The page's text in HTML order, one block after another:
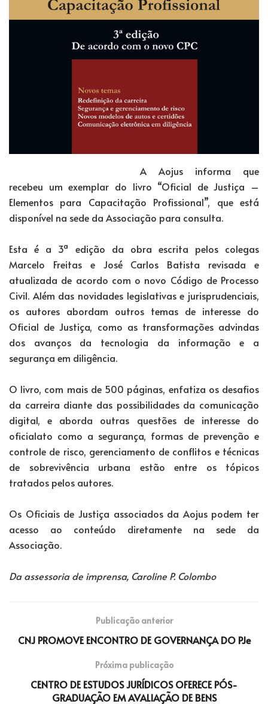
A Aojus informa que
recebeu um exemplar do livro “Oficial de Justiça –
Elementos para Capacitação Profissional”, que está
disponível na sede da Associação para consulta.
Esta é a 3ª edição da obra escrita pelos colegas
Marcelo Freitas e José Carlos Batista revisada e
atualizada de acordo com o novo Código de Processo
Civil. Além das novidades legislativas e jurisprudenciais,
os autores abordam outros temas de interesse do
Oficial de Justiça, como as transformações advindas
dos avanços da tecnologia da informação e a
segurança em diligência.
O livro, com mais de 500 páginas, enfatiza os desafios
da carreira diante das possibilidades da comunicação
digital, e aborda outras questões de interesse do
oficialato como a segurança, formas de prevenção e
controle de risco, gerenciamento de conflitos e técnicas
de sobrevivência urbana estão entre os tópicos
tratados pelos autores.
Os Oficiais de Justiça associados da Aojus podem ter
acesso ao conteúdo diretamente na sede da
Associação.
Da assessoria de imprensa, Caroline P. Colombo
Publicação anterior
CNJ PROMOVE ENCONTRO DE GOVERNANÇA DO PJe
Próxima publicação
CENTRO DE ESTUDOS JURÍDICOS OFERECE PÓS-
GRADUAÇÃO EM AVALIAÇÃO DE BENS